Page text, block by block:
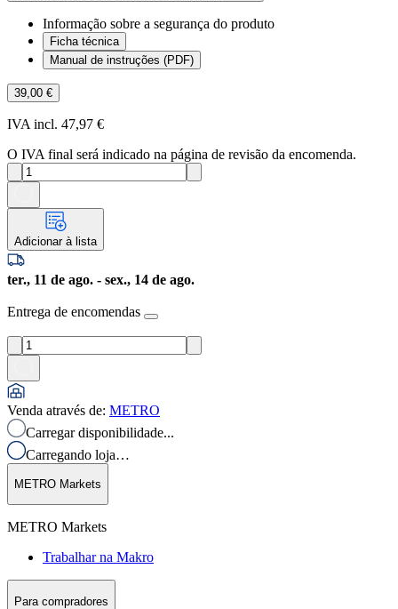
Informação sobre a segurança do produto
Ficha técnica
Manual de instruções (PDF)
39,00 €
IVA incl. 47,97 €
O IVA final será indicado na página de revisão da encomenda.
Adicionar à lista
ter., 11 de ago. - sex., 14 de ago.
Entrega de encomendas
Venda através de: METRO
Carregar disponibilidade...
Carregando loja…
METRO Markets
METRO Markets
Trabalhar na Makro
Para compradores